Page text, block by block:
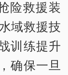
险救援装
域救援技
训练提升
确保一旦